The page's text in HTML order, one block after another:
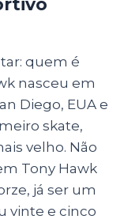
quem é
nasceu em
Diego, EUA e
skate,
velho. Não
Tony Hawk
já ser um
vinte e cinco